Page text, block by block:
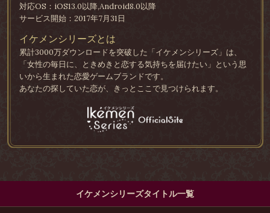
対応OS：iOS13.0以降,Android8.0以降
サービス開始：2017年7月31日
イケメンシリーズとは
累計3000万ダウンロードを突破した「イケメンシリーズ」は、
「女性の毎日に、ときめきと恋する気持ちを届けたい」という思
いから生まれた恋愛ゲームブランドです。
あなたの探していた恋が、きっとここで見つけられます。
イケメンシリーズタイトル一覧